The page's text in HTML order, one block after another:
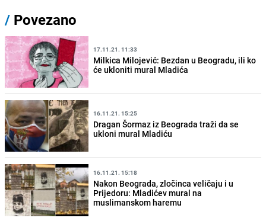
/ Povezano
17.11.21. 11:33
Milkica Milojević: Bezdan u Beogradu, ili ko
će ukloniti mural Mladića
16.11.21. 15:25
Dragan Šormaz iz Beograda traži da se
ukloni mural Mladiću
16.11.21. 15:18
Nakon Beograda, zločinca veličaju i u
Prijedoru: Mladićev mural na
muslimanskom haremu